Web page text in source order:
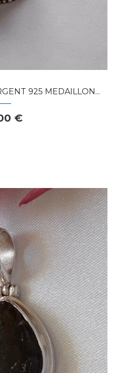
925 MEDAILLON...
€
panier
RAPIDE